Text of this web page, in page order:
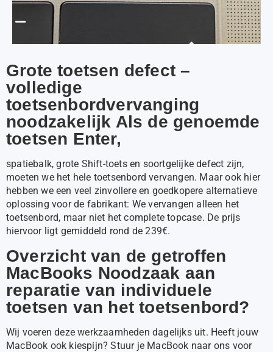
Grote toetsen defect –
volledige
toetsenbordvervanging
noodzakelijk Als de genoemde
toetsen Enter,
spatiebalk, grote Shift-toets en soortgelijke defect zijn,
moeten we het hele toetsenbord vervangen. Maar ook hier
hebben we een veel zinvollere en goedkopere alternatieve
oplossing voor de fabrikant: We vervangen alleen het
toetsenbord, maar niet het complete topcase. De prijs
hiervoor ligt gemiddeld rond de 239€.
Overzicht van de getroffen
MacBooks Noodzaak aan
reparatie van individuele
toetsen van het toetsenbord?
Wij voeren deze werkzaamheden dagelijks uit. Heeft jouw
MacBook ook kiespijn? Stuur je MacBook naar ons voor